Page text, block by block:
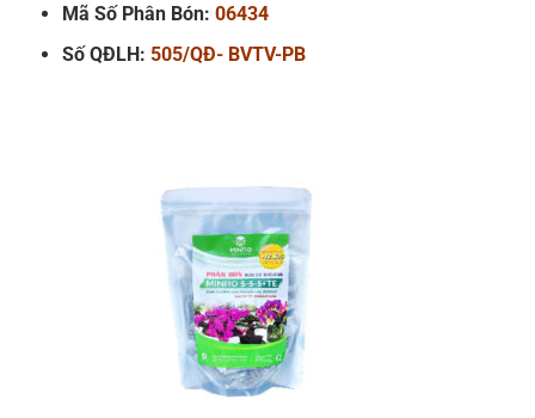
Mã Số Phân Bón: 06434
Số QĐLH: 505/QĐ- BVTV-PB